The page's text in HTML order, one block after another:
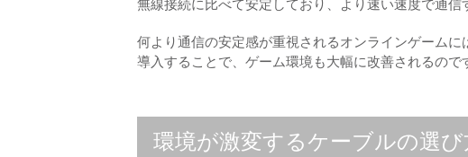
無線接続に比べて安定しており、より速い速度で通信
何より通信の安定感が重視されるオンラインゲーム
導入することで、ゲーム環境も大幅に改善されるので
環境が激変するケーブルの選び